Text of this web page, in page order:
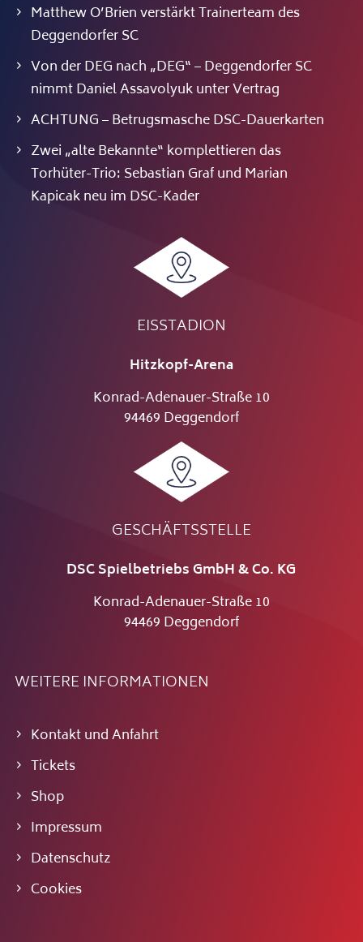
Matthew O’Brien verstärkt Trainerteam des
Deggendorfer SC
Von der DEG nach „DEG“ – Deggendorfer SC
nimmt Daniel Assavolyuk unter Vertrag
ACHTUNG – Betrugsmasche DSC-Dauerkarten
Zwei „alte Bekannte“ komplettieren das
Torhüter-Trio: Sebastian Graf und Marian
Kapicak neu im DSC-Kader
EISSTADION
Hitzkopf-Arena
Konrad-Adenauer-Straße 10
94469 Deggendorf
GESCHÄFTSSTELLE
DSC Spielbetriebs GmbH & Co. KG
Konrad-Adenauer-Straße 10
94469 Deggendorf
WEITERE INFORMATIONEN
Kontakt und Anfahrt
Tickets
Shop
Impressum
Datenschutz
Cookies